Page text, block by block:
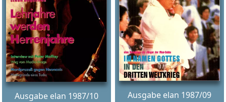
Ausgabe elan 1987/10 Ausgabe elan 1987/09